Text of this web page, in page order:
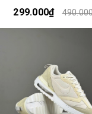
299.000₫